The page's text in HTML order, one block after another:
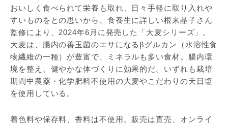
おいしく食べられて栄養も取れ、日々手軽に取り入れや
すいものをとの思いから、食養生に詳しい根来晶子さん
監修により、2024年6月に発売した「大麦シリーズ」。
大麦は、腸内の善玉菌のエサになるβグルカン（水溶性食
物繊維の一種）が豊富で、ミネラルも多い食材。腸内環
境を整え、健やかな体づくりに効果的だ。いずれも栽培
期間中農薬・化学肥料不使用の大麦やこだわりの天日塩
を使用している。
着色料や保存料、香料は不使用。販売は直売、オンライ